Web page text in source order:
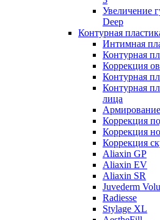
Увеличение
Deep
Контурная
Интимная
Контурная
Коррекция
Контурная
Контурная
лица
Коррекция
Коррекция
Коррекция
Aliaxin GP
Aliaxin EV
Aliaxin SR
Juvederm
Radiesse
Stylage XL